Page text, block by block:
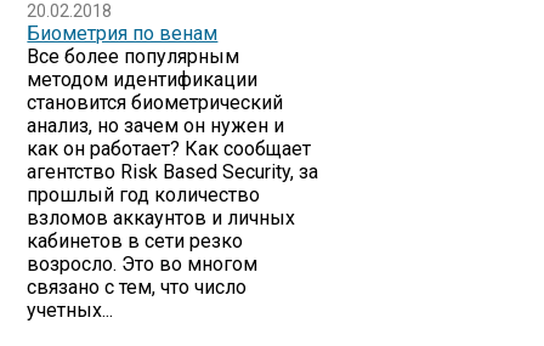
20.02.2018
Биометрия по венам
Все более популярным
методом идентификации
становится биометрический
анализ, но зачем он нужен и
как он работает? Как сообщает
агентство Risk Based Security, за
прошлый год количество
взломов аккаунтов и личных
кабинетов в сети резко
возросло. Это во многом
связано с тем, что число
учетных...